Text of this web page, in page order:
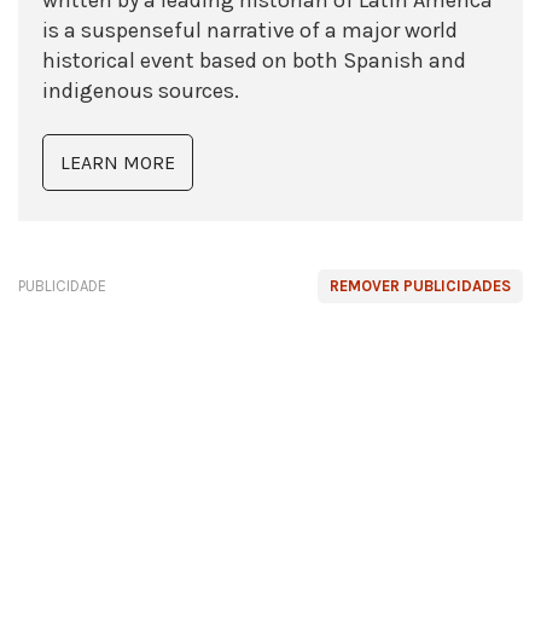
is a suspenseful narrative of a major world
historical event based on both Spanish and
indigenous sources.
LEARN MORE
REMOVER PUBLICIDADES
PUBLICIDADE